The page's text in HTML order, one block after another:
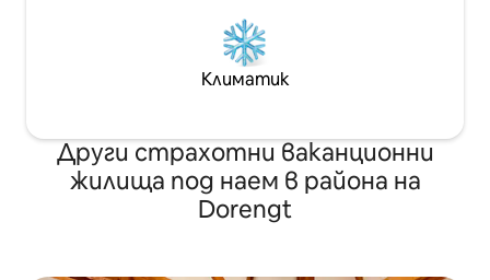
Климатик
Други страхотни ваканционни
жилища под наем в района на
Dorengt